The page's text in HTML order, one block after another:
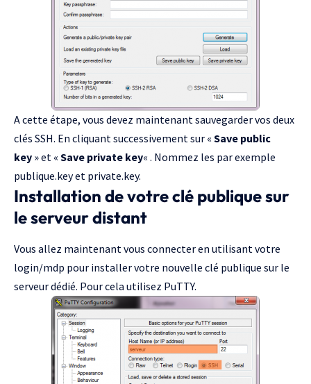
A cette étape, vous devez maintenant sauvegarder vos deux
clés SSH. En cliquant successivement sur « Save public
key » et « Save private key« . Nommez les par exemple
publique.key et private.key.
Installation de votre clé publique sur
le serveur distant
Vous allez maintenant vous connecter en utilisant votre
login/mdp pour installer votre nouvelle clé publique sur le
serveur dédié. Pour cela utilisez PuTTY.